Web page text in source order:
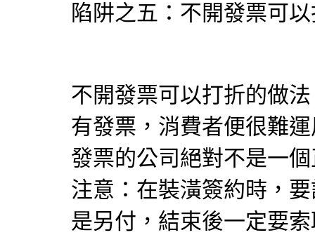
陷阱之五：不開發票可
不開發票可以打折的做
有發票，消費者便很難
發票的公司絕對不是一
注意：在裝潢簽約時，
是另付，結束後一定要